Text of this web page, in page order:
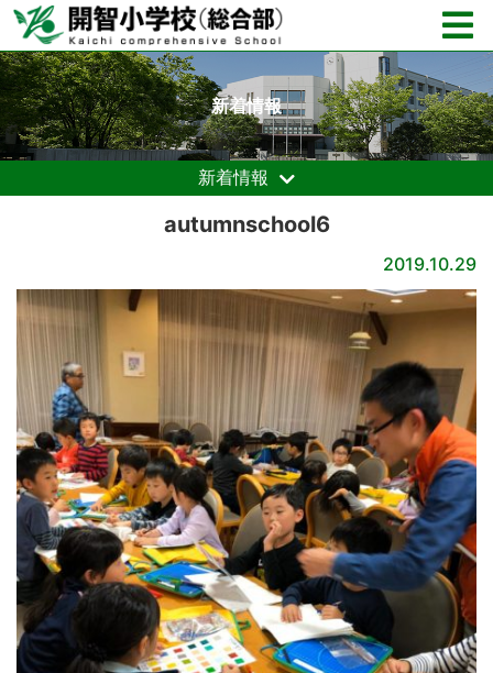
新着情報
新着情報
autumnschool6
2019.10.29